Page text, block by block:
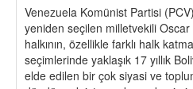
Venezuela Komünist Partisi
yeniden seçilen milletvekili
halkının, özellikle farklı halk
seçimlerinde yaklaşık 17 yıllık
elde edilen bir çok siyasi ve